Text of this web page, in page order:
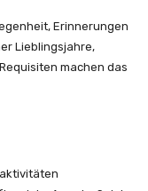
Erinnerungen
Lieblingsjahre,
machen das